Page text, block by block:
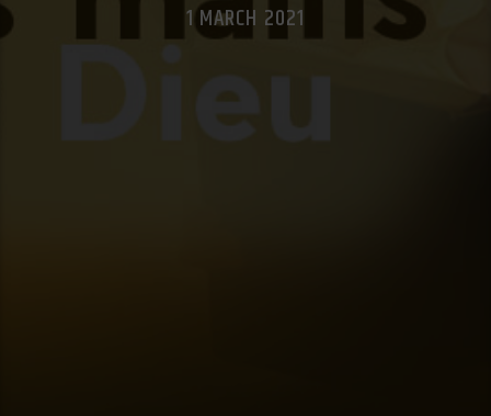
1 MARCH 2021